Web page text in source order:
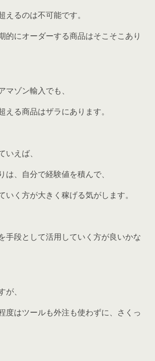
えるのは不可能です。
的にオーダーする商品はそこそこあり
マゾン輸入でも、
える商品はザラにあります。
いえば、
は、自分で経験値を積んで、
いく方が大きく稼げる気がします。
手段として活用していく方が良いかな
、
度はツールも外注も使わずに、さくっ